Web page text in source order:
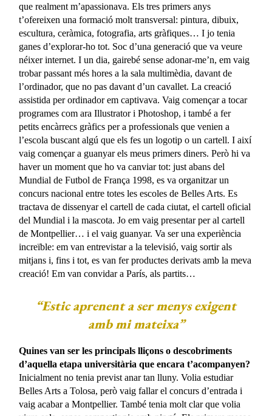
que realment m’apassionava. Els tres primers anys
t’ofereixen una formació molt transversal: pintura, dibuix,
escultura, ceràmica, fotografia, arts gràfiques… I jo tenia
ganes d’explorar-ho tot. Soc d’una generació que va veure
néixer internet. I un dia, gairebé sense adonar-me’n, em vaig
trobar passant més hores a la sala multimèdia, davant de
l’ordinador, que no pas davant d’un cavallet. La creació
assistida per ordinador em captivava. Vaig començar a tocar
programes com ara Illustrator i Photoshop, i també a fer
petits encàrrecs gràfics per a professionals que venien a
l’escola buscant algú que els fes un logotip o un cartell. I així
vaig començar a guanyar els meus primers diners. Però hi va
haver un moment que ho va canviar tot: just abans del
Mundial de Futbol de França 1998, es va organitzar un
concurs nacional entre totes les escoles de Belles Arts. Es
tractava de dissenyar el cartell de cada ciutat, el cartell oficial
del Mundial i la mascota. Jo em vaig presentar per al cartell
de Montpellier… i el vaig guanyar. Va ser una experiència
increïble: em van entrevistar a la televisió, vaig sortir als
mitjans i, fins i tot, es van fer productes derivats amb la meva
creació! Em van convidar a París, als partits…
“Estic aprenent a ser menys exigent
amb mi mateixa”
Quines van ser les principals lliçons o descobriments
d’aquella etapa universitària que encara t’acompanyen?
Inicialment no tenia previst anar tan lluny. Volia estudiar
Belles Arts a Tolosa, però vaig fallar el concurs d’entrada i
vaig acabar a Montpellier. També tenia molt clar que volia